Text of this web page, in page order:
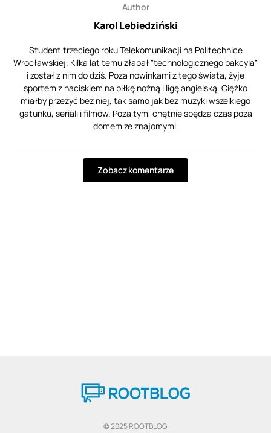
Author
Karol Lebiedziński
Student trzeciego roku Telekomunikacji na Politechnice
Wrocławskiej. Kilka lat temu złapał "technologicznego bakcyla"
i został z nim do dziś. Poza nowinkami z tego świata, żyje
sportem z naciskiem na piłkę nożną i ligę angielską. Ciężko
miałby przeżyć bez niej, tak samo jak bez muzyki wszelkiego
gatunku, seriali i filmów. Poza tym, chętnie spędza czas poza
domem ze znajomymi.
Zobacz komentarze
© 2025 ROOTBLOG